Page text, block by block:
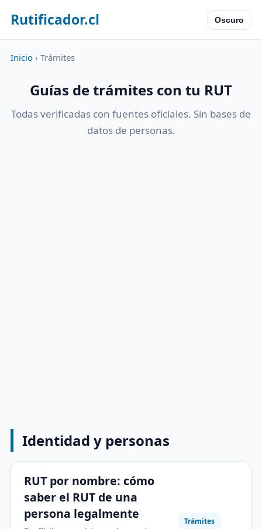
Rutificador.cl Oscuro
Inicio › Trámites
Guías de trámites con tu RUT
Todas verificadas con fuentes oficiales. Sin bases de
datos de personas.
Identidad y personas
RUT por nombre: cómo
saber el RUT de una
persona legalmente
Trámites